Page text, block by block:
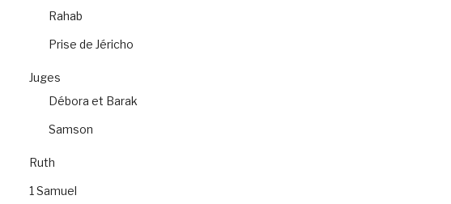
Rahab
Prise de Jéricho
Juges
Débora et Barak
Samson
Ruth
1 Samuel